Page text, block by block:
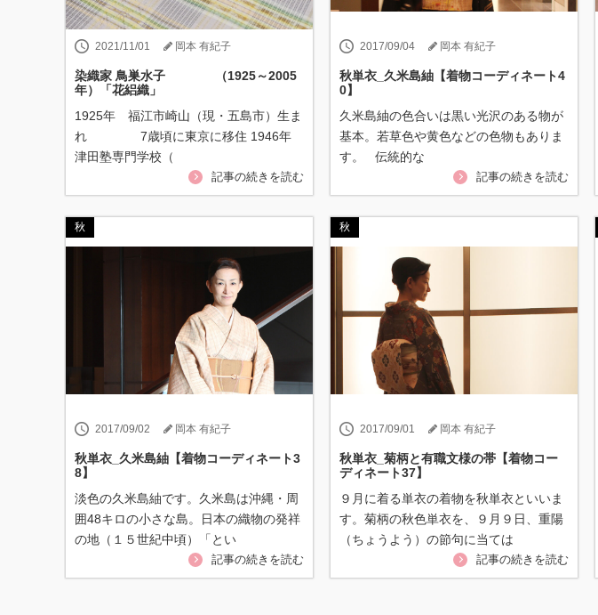
2021/11/01 岡本 有紀子
染織家 鳥巣水子 （1925～2005
年）「花絽織」
1925年 福江市崎山（現・五島市）生ま
れ 7歳頃に東京に移住 1946年
津田塾専門学校（
記事の続きを読む
2017/09/04 岡本 有紀子
秋単衣_久米島紬【着物コーディネート4
0】
久米島紬の色合いは黒い光沢のある物が
基本。若草色や黄色などの色物もありま
す。 伝統的な
記事の続きを読む
秋
2017/09/02 岡本 有紀子
秋単衣_久米島紬【着物コーディネート3
8】
淡色の久米島紬です。久米島は沖縄・周
囲48キロの小さな島。日本の織物の発祥
の地（１５世紀中頃）「とい
記事の続きを読む
秋
2017/09/01 岡本 有紀子
秋単衣_菊柄と有職文様の帯【着物コー
ディネート37】
９月に着る単衣の着物を秋単衣といいま
す。菊柄の秋色単衣を、９月９日、重陽
（ちょうよう）の節句に当ては
記事の続きを読む